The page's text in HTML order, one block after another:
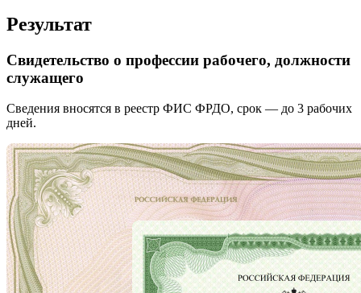
Результат
Свидетельство о профессии рабочего, должности
служащего
Сведения вносятся в реестр ФИС ФРДО, срок — до 3 рабочих
дней.